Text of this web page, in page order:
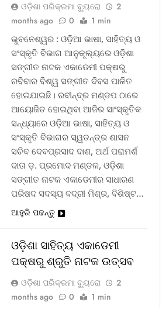
ଓଡ଼ିଶା ପରିକ୍ରମା ବ୍ୟୁରୋ
2
months ago
0 1 min
ଭୁବନେଶ୍ୱର : ଓଡ଼ିଆ ଭାଷା, ସାହିତ୍ୟ ଓ
ସଂସ୍କୃତି ବିଭାଗ ଆନୁକୂଲ୍ୟରେ ଓଡ଼ିଶା
ସଙ୍ଗୀତ ନାଟକ ଏକାଡେମୀ ପକ୍ଷରୁ
ରବିବାର ବିଶ୍ୱ ସଙ୍ଗୀତ ଦିବସ ପାଳିତ
ହୋଇଯାଇଛି। ରବୀନ୍ଦ୍ର ମଣ୍ଡପ ଠାରେ
ଆୟୋଜିତ ହୋଇଥିବା ଆଜିର ସାଂସ୍କୃତିକ
ସନ୍ଧ୍ୟାରେ ଓଡ଼ିଆ ଭାଷା, ସାହିତ୍ୟ ଓ
ସଂସ୍କୃତି ବିଭାଗର ସ୍ୱତନ୍ତ୍ର ଶାସନ
ସଚିବ ଦେବପ୍ରସାଦ ଦାଶ, ଅର୍ଥ ପରାମର୍ଶ
ଦାତା ଡ଼. ପ୍ରମୋଦ ମଣ୍ଡଳ, ଓଡ଼ିଶା
ସଙ୍ଗୀତ ନାଟକ ଏକାଡେମୀର ସାଧାରଣ
ପରିଷଦ ସଦସ୍ୟ ବଦ୍ରୀ ମିଶ୍ର, ବିଶିଷ୍ଟ…
ଆହୁରି ପଢନ୍ତୁ
ଓଡ଼ିଶା ସାହିତ୍ୟ ଏକାଡେମୀ
ପକ୍ଷରୁ ଶ୍ରୁତି ନାଟକ ଉତ୍ସବ
ଓଡ଼ିଶା ପରିକ୍ରମା ବ୍ୟୁରୋ
2
months ago
0 1 min